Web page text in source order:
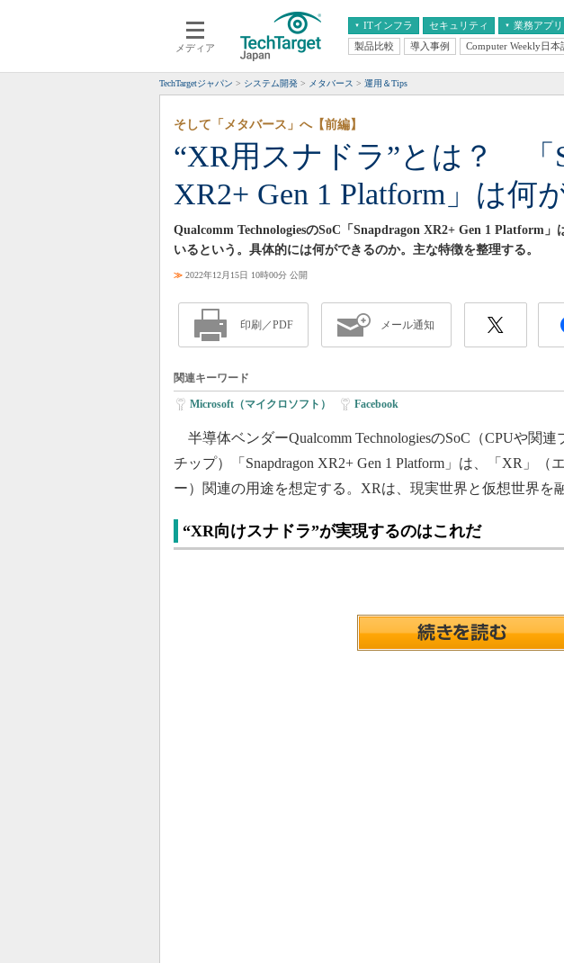
メディア
ITインフラ
クラウド
スマートモバイル
ネットワーク
システム運用管理
セキュリティ 業務アプリ
エンタープライズAI
ERP
CX
情報系システム
経営とIT 医療IT
製品比較 導入事例 Computer Weekly日本
TechTargetジャパン システム開発 メタバース 運用＆Tips
“XR用スナドラ”とは？ 「
XR2+ Gen 1 Platform」は何
そして「メタバース」へ【前編】
Qualcomm TechnologiesのSoC「Snapdragon XR2+ Gen 1 Platform
いるという。具体的には何ができるのか。主な特徴を整理する。
≫ 2022年12月15日 10時00分 公開
印刷／PDF メール通知
関連キーワード
Microsoft（マイクロソフト） Facebook
半導体ベンダーQualcomm TechnologiesのSoC（CPUや関
チップ）「Snapdragon XR2+ Gen 1 Platform」は、「XR」（
ー）関連の用途を想定する。XRは、現実世界と仮想世界を
“XR向けスナドラ”が実現するのはこれだ